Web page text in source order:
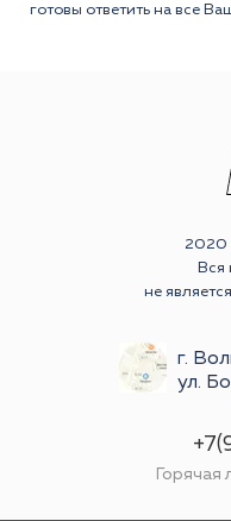
готовы ответить на все
2020
Вся
не
г.
ул.
Горячая